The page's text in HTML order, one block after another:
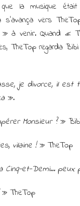
la musique était
s’avança vers
à venir. Quand «
TheTop regarda
je divorce, il est
».
Monsieur ?»
vilaine !» TheTop
Cinq-et-Demi… peux
TheTop